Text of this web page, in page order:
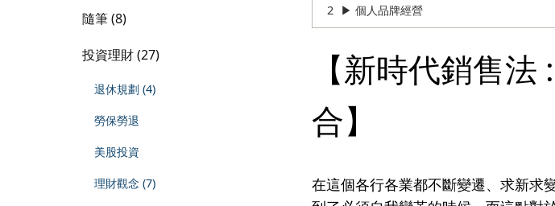
隨筆 (8)
投資理財 (27)
退休規劃 (4)
勞保勞退
美股投資
理財觀念 (7)
▶ 個人品牌經營
【新時代銷售
合】
在這個各行各業都不斷變遷、求新求